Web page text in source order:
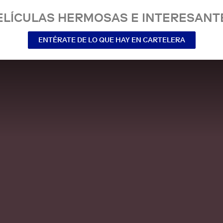
HERMOSAS E
ENTÉRATE DE LO QUE HAY EN CARTELERA